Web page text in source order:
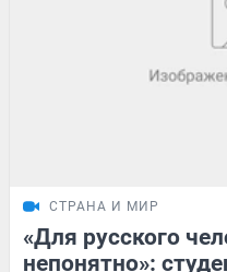
СТРАНА И МИР
«Для русского
непонятно»: